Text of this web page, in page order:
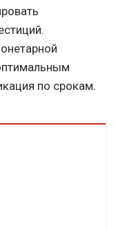
по срокам.